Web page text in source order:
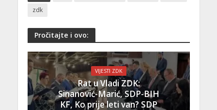
zdk
Pročitajte i ovo:
VIJESTI ZDK
Rat u Vladi ZDK:
Sinanović-Marić, SDP-BIH
KF, Ko prije leti van? SDP